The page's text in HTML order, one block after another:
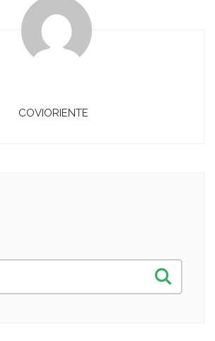
COVIORIENTE